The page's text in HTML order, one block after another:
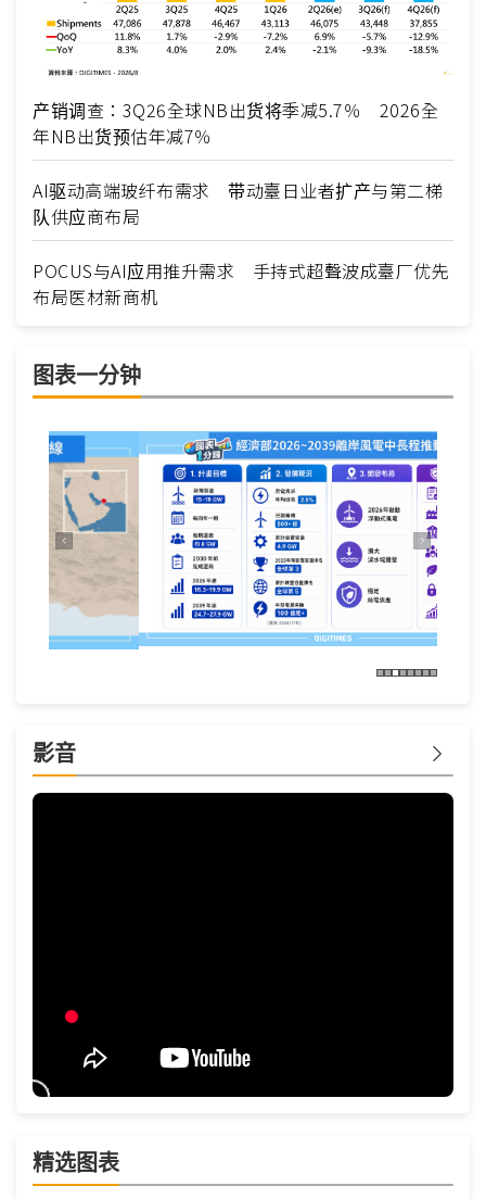
产销调查：3Q26全球NB出货将季减5.7％ 2026全
年NB出货预估年减7％
AI驱动高端玻纤布需求 带动臺日业者扩产与第二梯
队供应商布局
POCUS与AI应用推升需求 手持式超聲波成臺厂优先
布局医材新商机
图表一分钟
上一张 下一张
影音
精选图表